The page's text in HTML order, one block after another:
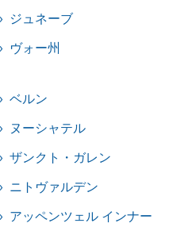
ジュネーブ
ヴォー州
ベルン
ヌーシャテル
ザンクト・ガレン
ニトヴァルデン
アッペンツェル インナー